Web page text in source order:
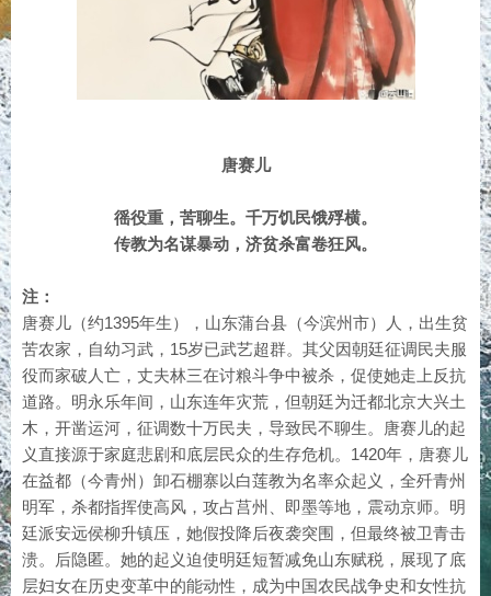
唐赛儿
徭役重，苦聊生。千万饥民饿殍横。
传教为名谋暴动，济贫杀富卷狂风。
注：
唐赛儿（约1395年生），山东蒲台县（今滨州市）人，出生贫
苦农家，自幼习武，15岁已武艺超群。其父因朝廷征调民夫服
役而家破人亡，丈夫林三在讨粮斗争中被杀，促使她走上反抗
道路。明永乐年间，山东连年灾荒，但朝廷为迁都北京大兴土
木，开凿运河，征调数十万民夫，导致民不聊生。唐赛儿的起
义直接源于家庭悲剧和底层民众的生存危机。1420年，唐赛儿
在益都（今青州）卸石棚寨以白莲教为名率众起义，全歼青州
明军，杀都指挥使高风，攻占莒州、即墨等地，震动京师。明
廷派安远侯柳升镇压，她假投降后夜袭突围，但最终被卫青击
溃。后隐匿。她的起义迫使明廷短暂减免山东赋税，展现了底
层妇女在历史变革中的能动性，成为中国农民战争史和女性抗